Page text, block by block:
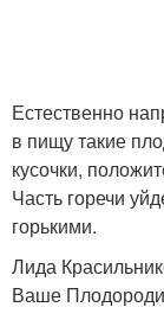
Естественно
в пищу такие
кусочки,
Часть горечи
горькими.
Лида
Ваше